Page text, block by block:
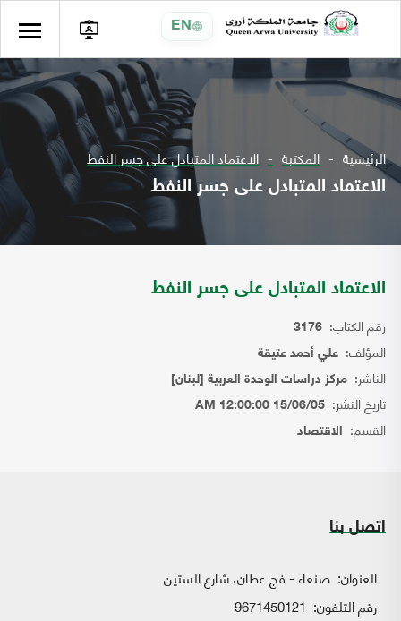
EN
الرئيسية المكتبة الاعتماد المتبادل على جسر النفط
الاعتماد المتبادل على جسر النفط
الاعتماد المتبادل على جسر النفط
رقم الكتاب: 3176
المؤلف: علي أحمد عتيقة
الناشر: مركز دراسات الوحدة العربية [لبنان]
تاريخ النشر: 15/06/05 12:00:00 AM
القسم: الاقتصاد
اتصل بنا
العنوان: صنعاء - فج عطان، شارع الستين
رقم التلفون: 9671450121